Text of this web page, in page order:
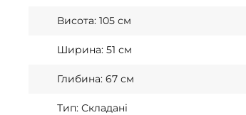
Висота: 105 см
Ширина: 51 см
Глибина: 67 см
Тип: Складані